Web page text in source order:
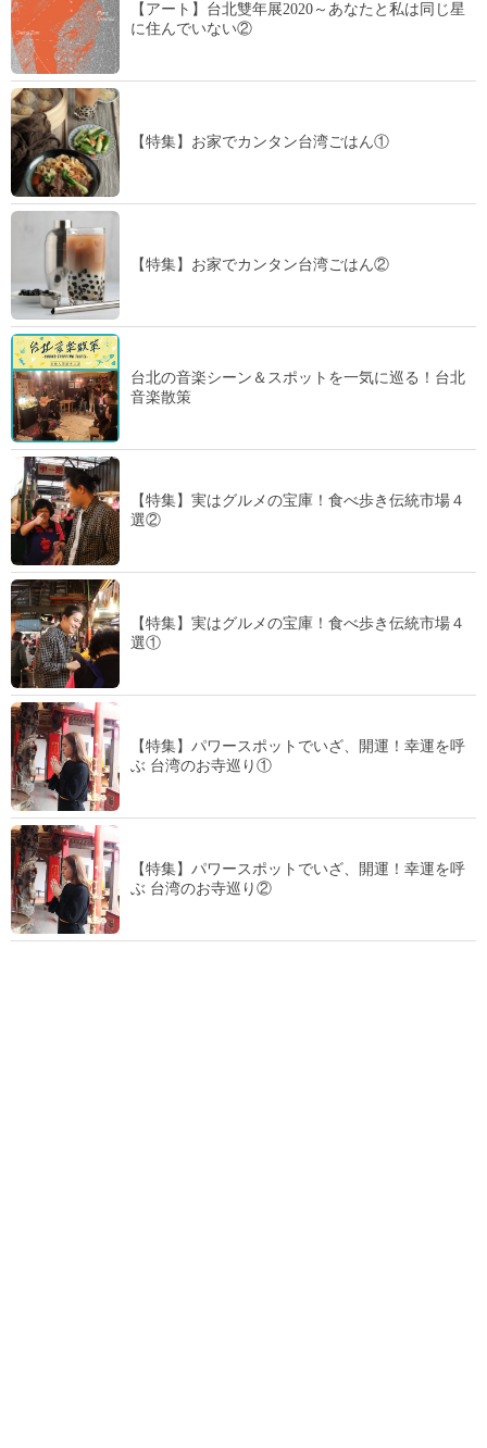
【アート】台北雙年展2020～あなたと私は同じ星
に住んでいない②
【特集】お家でカンタン台湾ごはん①
【特集】お家でカンタン台湾ごはん②
台北の音楽シーン＆スポットを一気に巡る！台北
音楽散策
【特集】実はグルメの宝庫！食べ歩き伝統市場４
選②
【特集】実はグルメの宝庫！食べ歩き伝統市場４
選①
【特集】パワースポットでいざ、開運！幸運を呼
ぶ 台湾のお寺巡り①
【特集】パワースポットでいざ、開運！幸運を呼
ぶ 台湾のお寺巡り②